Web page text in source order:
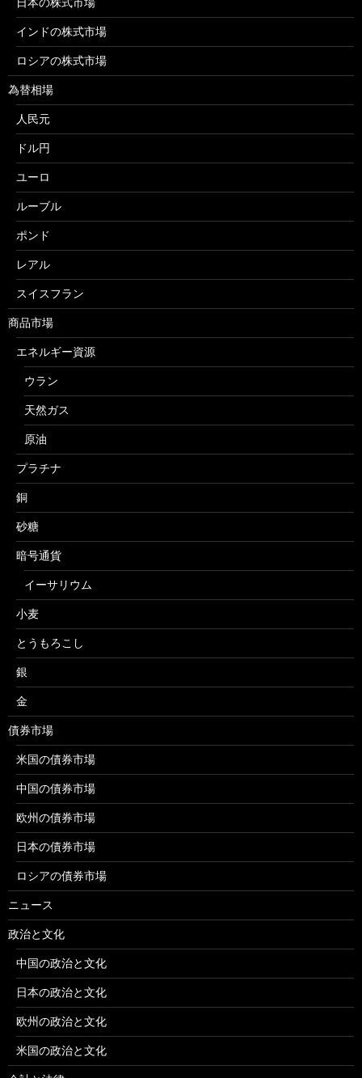
インドの株式市場
ロシアの株式市場
為替相場
人民元
ドル円
ユーロ
ルーブル
ポンド
レアル
スイスフラン
商品市場
エネルギー資源
ウラン
天然ガス
原油
プラチナ
銅
砂糖
暗号通貨
イーサリウム
小麦
とうもろこし
銀
金
債券市場
米国の債券市場
中国の債券市場
欧州の債券市場
日本の債券市場
ロシアの債券市場
ニュース
政治と文化
中国の政治と文化
日本の政治と文化
欧州の政治と文化
米国の政治と文化